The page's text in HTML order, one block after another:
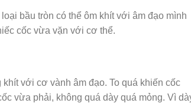
bầu tròn có thể ôm khít với âm đạo mình
cốc vừa vặn với cơ thể.
với cơ vành âm đạo. To quá khiến cốc
vừa phải, không quá dày quá mỏng. Vì